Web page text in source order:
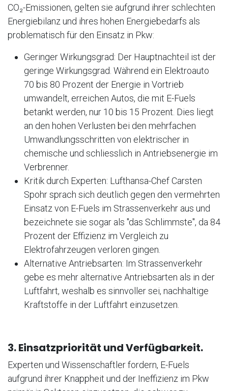
CO₂-Emissionen, gelten sie aufgrund ihrer schlechten
Energiebilanz und ihres hohen Energiebedarfs als
problematisch für den Einsatz in Pkw:
Geringer Wirkungsgrad: Der Hauptnachteil ist der
geringe Wirkungsgrad. Während ein Elektroauto
70 bis 80 Prozent der Energie in Vortrieb
umwandelt, erreichen Autos, die mit E-Fuels
betankt werden, nur 10 bis 15 Prozent. Dies liegt
an den hohen Verlusten bei den mehrfachen
Umwandlungsschritten von elektrischer in
chemische und schliesslich in Antriebsenergie im
Verbrenner.
Kritik durch Experten: Lufthansa-Chef Carsten
Spohr sprach sich deutlich gegen den vermehrten
Einsatz von E-Fuels im Strassenverkehr aus und
bezeichnete sie sogar als "das Schlimmste", da 84
Prozent der Effizienz im Vergleich zu
Elektrofahrzeugen verloren gingen.
Alternative Antriebsarten: Im Strassenverkehr
gebe es mehr alternative Antriebsarten als in der
Luftfahrt, weshalb es sinnvoller sei, nachhaltige
Kraftstoffe in der Luftfahrt einzusetzen.
3. Einsatzpriorität und Verfügbarkeit.
Experten und Wissenschaftler fordern, E-Fuels
aufgrund ihrer Knappheit und der Ineffizienz im Pkw